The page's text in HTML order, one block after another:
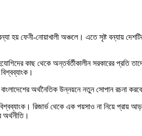
হয় ফেনী-নোয়াখালী অঞ্চলে। এতে সৃষ্ট বন্যায়
কাছ থেকে অন্তর্বর্তীকালীন সরকারের
অর্থনৈতিক উন্নয়নে নতুন সোপান রচনা
বিশ্বব্যাংক। রিজার্ভ থেকে এক পয়সাও না নিয়ে